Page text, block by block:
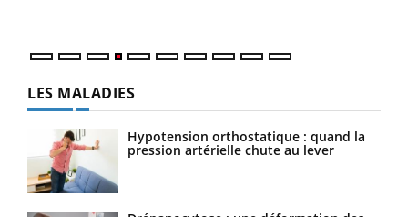
LES MALADIES
Hypotension orthostatique : quand la
pression artérielle chute au lever